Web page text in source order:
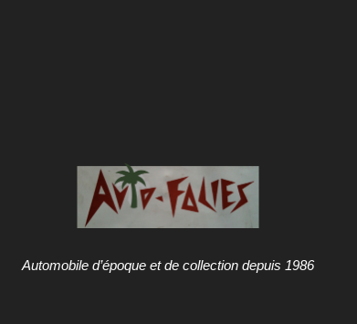
Automobile d’époque et de collection depuis 1986